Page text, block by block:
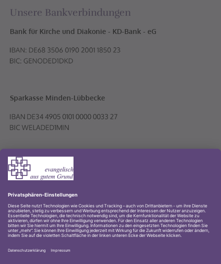
Unsere Bankverbindungen
Bank für Kirche und Diakonie - KD-Bank - eG
Sparkasse Minden-Lübbecke
Volksbank PLUS eG
© 2001-2026 Evangelischer Kirchenkreis Lübbecke